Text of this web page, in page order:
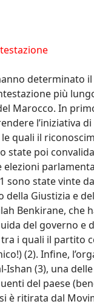
determinato
più
Marocco. In
l’iniziativa
quali il
state poi
elezioni
sono state vinte
Giustizia e
Benkirane, che
del governo e
i quali il partito
(2). Infine,
Ishan (3), una
del paese
è ritirata dal